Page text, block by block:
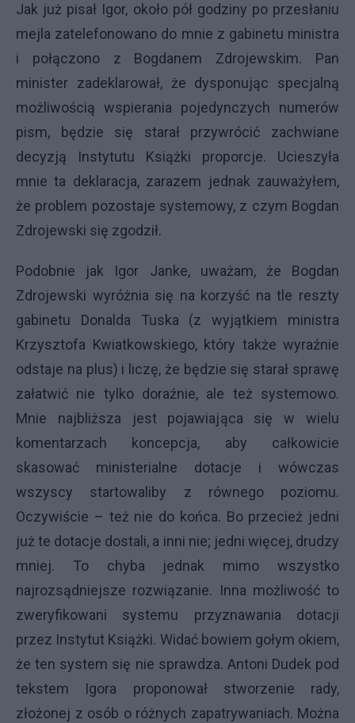
Jak już pisał Igor, około pół godziny po przesłaniu
mejla zatelefonowano do mnie z gabinetu ministra
i połączono z Bogdanem Zdrojewskim. Pan
minister zadeklarował, że dysponując specjalną
możliwością wspierania pojedynczych numerów
pism, będzie się starał przywrócić zachwiane
decyzją Instytutu Książki proporcje. Ucieszyła
mnie ta deklaracja, zarazem jednak zauważyłem,
że problem pozostaje systemowy, z czym Bogdan
Zdrojewski się zgodził.
Podobnie jak Igor Janke, uważam, że Bogdan
Zdrojewski wyróżnia się na korzyść na tle reszty
gabinetu Donalda Tuska (z wyjątkiem ministra
Krzysztofa Kwiatkowskiego, który także wyraźnie
odstaje na plus) i liczę, że będzie się starał sprawę
załatwić nie tylko doraźnie, ale też systemowo.
Mnie najbliższa jest pojawiająca się w wielu
komentarzach koncepcja, aby całkowicie
skasować ministerialne dotacje i wówczas
wszyscy startowaliby z równego poziomu.
Oczywiście – też nie do końca. Bo przecież jedni
już te dotacje dostali, a inni nie; jedni więcej, drudzy
mniej. To chyba jednak mimo wszystko
najrozsądniejsze rozwiązanie. Inna możliwość to
zweryfikowani systemu przyznawania dotacji
przez Instytut Książki. Widać bowiem gołym okiem,
że ten system się nie sprawdza. Antoni Dudek pod
tekstem Igora proponował stworzenie rady,
złożonej z osób o różnych zapatrywaniach. Można